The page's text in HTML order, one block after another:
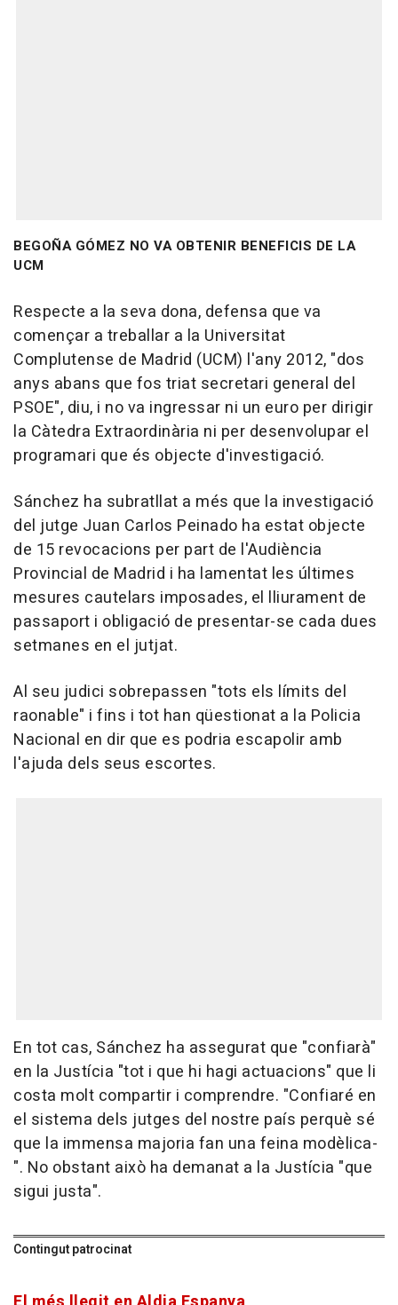
BEGOÑA GÓMEZ NO VA OBTENIR BENEFICIS DE LA
UCM
Respecte a la seva dona, defensa que va
començar a treballar a la Universitat
Complutense de Madrid (UCM) l'any 2012, "dos
anys abans que fos triat secretari general del
PSOE", diu, i no va ingressar ni un euro per dirigir
la Càtedra Extraordinària ni per desenvolupar el
programari que és objecte d'investigació.
Sánchez ha subratllat a més que la investigació
del jutge Juan Carlos Peinado ha estat objecte
de 15 revocacions per part de l'Audiència
Provincial de Madrid i ha lamentat les últimes
mesures cautelars imposades, el lliurament de
passaport i obligació de presentar-se cada dues
setmanes en el jutjat.
Al seu judici sobrepassen "tots els límits del
raonable" i fins i tot han qüestionat a la Policia
Nacional en dir que es podria escapolir amb
l'ajuda dels seus escortes.
En tot cas, Sánchez ha assegurat que "confiarà"
en la Justícia "tot i que hi hagi actuacions" que li
costa molt compartir i comprendre. "Confiaré en
el sistema dels jutges del nostre país perquè sé
que la immensa majoria fan una feina modèlica-
". No obstant això ha demanat a la Justícia "que
sigui justa".
Contingut patrocinat